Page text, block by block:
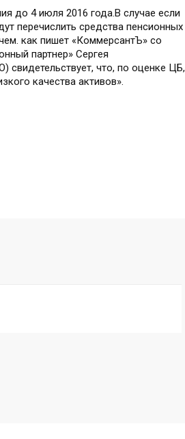
до 4 июля 2016 года.В случае если
перечислить средства пенсионных
как пишет «КоммерсантЪ» со
партнер» Сергея
свидетельствует, что, по оценке ЦБ,
качества активов».